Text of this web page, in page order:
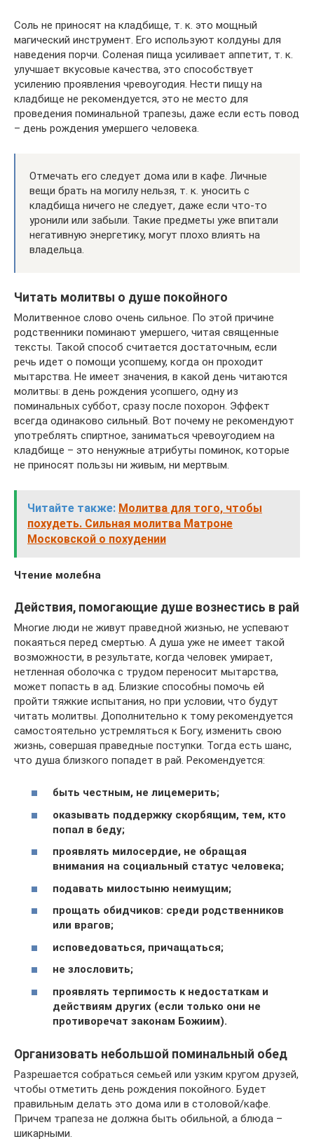
Соль не приносят на кладбище, т. к. это мощный
магический инструмент. Его используют колдуны для
наведения порчи. Соленая пища усиливает аппетит, т. к.
улучшает вкусовые качества, это способствует
усилению проявления чревоугодия. Нести пищу на
кладбище не рекомендуется, это не место для
проведения поминальной трапезы, даже если есть повод
– день рождения умершего человека.
Отмечать его следует дома или в кафе. Личные
вещи брать на могилу нельзя, т. к. уносить с
кладбища ничего не следует, даже если что-то
уронили или забыли. Такие предметы уже впитали
негативную энергетику, могут плохо влиять на
владельца.
Читать молитвы о душе покойного
Молитвенное слово очень сильное. По этой причине
родственники поминают умершего, читая священные
тексты. Такой способ считается достаточным, если
речь идет о помощи усопшему, когда он проходит
мытарства. Не имеет значения, в какой день читаются
молитвы: в день рождения усопшего, одну из
поминальных суббот, сразу после похорон. Эффект
всегда одинаково сильный. Вот почему не рекомендуют
употреблять спиртное, заниматься чревоугодием на
кладбище – это ненужные атрибуты поминок, которые
не приносят пользы ни живым, ни мертвым.
Читайте также: Молитва для того, чтобы
похудеть. Сильная молитва Матроне
Московской о похудении
Чтение молебна
Действия, помогающие душе вознестись в рай
Многие люди не живут праведной жизнью, не успевают
покаяться перед смертью. А душа уже не имеет такой
возможности, в результате, когда человек умирает,
нетленная оболочка с трудом переносит мытарства,
может попасть в ад. Близкие способны помочь ей
пройти тяжкие испытания, но при условии, что будут
читать молитвы. Дополнительно к тому рекомендуется
самостоятельно устремляться к Богу, изменить свою
жизнь, совершая праведные поступки. Тогда есть шанс,
что душа близкого попадет в рай. Рекомендуется:
быть честным, не лицемерить;
оказывать поддержку скорбящим, тем, кто
попал в беду;
проявлять милосердие, не обращая
внимания на социальный статус человека;
подавать милостыню неимущим;
прощать обидчиков: среди родственников
или врагов;
исповедоваться, причащаться;
не злословить;
проявлять терпимость к недостаткам и
действиям других (если только они не
противоречат законам Божиим).
Организовать небольшой поминальный обед
Разрешается собраться семьей или узким кругом друзей,
чтобы отметить день рождения покойного. Будет
правильным делать это дома или в столовой/кафе.
Причем трапеза не должна быть обильной, а блюда –
шикарными.